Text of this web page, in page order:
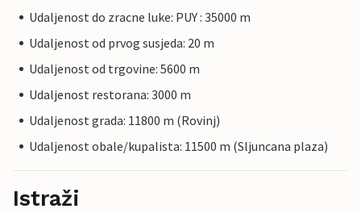
Udaljenost do zracne luke: PUY : 35000 m
Udaljenost od prvog susjeda: 20 m
Udaljenost od trgovine: 5600 m
Udaljenost restorana: 3000 m
Udaljenost grada: 11800 m (Rovinj)
Udaljenost obale/kupalista: 11500 m (Sljuncana plaza)
Istraži